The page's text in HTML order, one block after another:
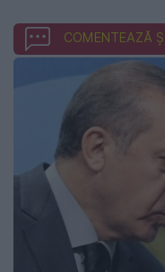
COMENTEAZĂ